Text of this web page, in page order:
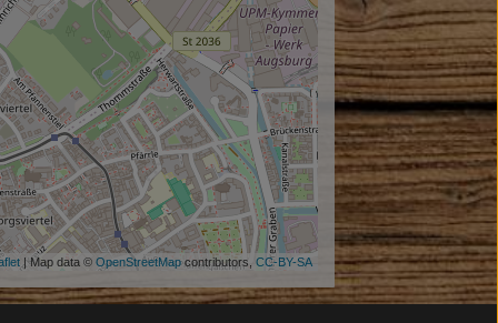
| Map data © OpenStreetMapcontributors, CC-BY-SA